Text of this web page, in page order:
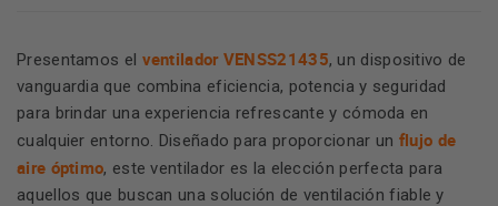
Presentamos el ventilador VENSS21435, un dispositivo de
vanguardia que combina eficiencia, potencia y seguridad
para brindar una experiencia refrescante y cómoda en
cualquier entorno. Diseñado para proporcionar un flujo de
aire óptimo, este ventilador es la elección perfecta para
aquellos que buscan una solución de ventilación fiable y